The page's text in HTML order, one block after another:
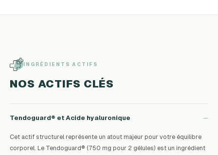
INGRÉDIENTS ACTIFS
NOS ACTIFS CLÉS
Tendoguard® et Acide hyaluronique −
Cet actif structurel représente un atout majeur pour votre équilibre
corporel. Le Tendoguard® (750 mg pour 2 gélules) est un ingrédient